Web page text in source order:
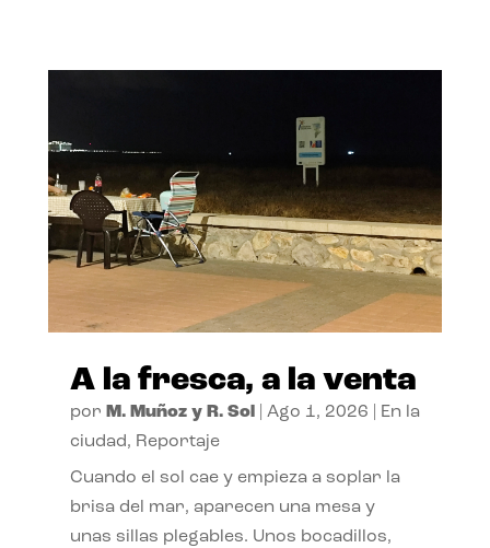
A la fresca, a la venta
por M. Muñoz y R. Sol| Ago 1, 2026
En la
ciudad, Reportaje
Cuando el sol cae y empieza a soplar la
brisa del mar, aparecen una mesa y
unas sillas plegables. Unos bocadillos,